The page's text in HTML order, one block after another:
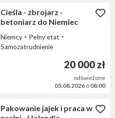
Cieśla - zbrojarz -
betoniarz do Niemiec
Niemcy
Pełny etat
Samozatrudnienie
20 000 zł
odświeżone
05.08.2026 o 08:00
Pakowanie jajek i praca w